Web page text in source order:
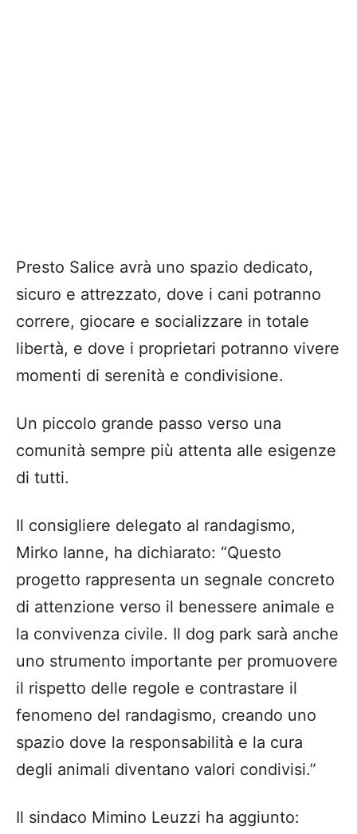
Presto Salice avrà uno spazio dedicato,
sicuro e attrezzato, dove i cani potranno
correre, giocare e socializzare in totale
libertà, e dove i proprietari potranno vivere
momenti di serenità e condivisione.
Un piccolo grande passo verso una
comunità sempre più attenta alle esigenze
di tutti.
Il consigliere delegato al randagismo,
Mirko Ianne, ha dichiarato: “Questo
progetto rappresenta un segnale concreto
di attenzione verso il benessere animale e
la convivenza civile. Il dog park sarà anche
uno strumento importante per promuovere
il rispetto delle regole e contrastare il
fenomeno del randagismo, creando uno
spazio dove la responsabilità e la cura
degli animali diventano valori condivisi.”
Il sindaco Mimino Leuzzi ha aggiunto: